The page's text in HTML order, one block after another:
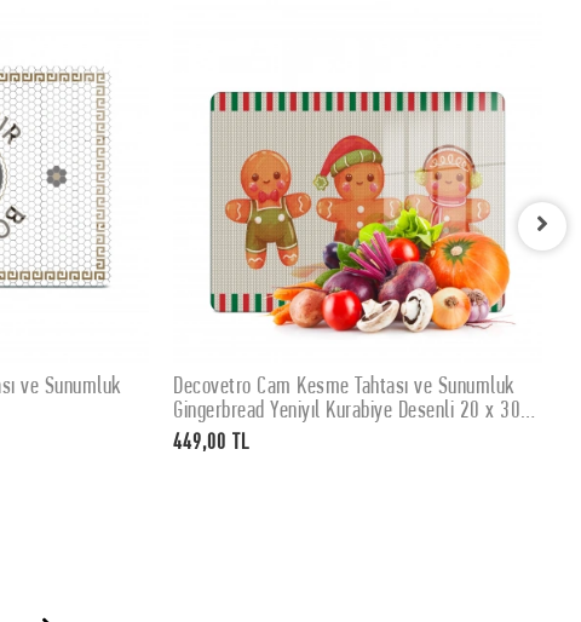
ve Sunumluk
SEPETE EKLE
Decovetro Cam Kesme Tahtası ve Sunumluk
Gingerbread Yeniyıl Kurabiye Desenli 20 x 30
cm
449,00 TL